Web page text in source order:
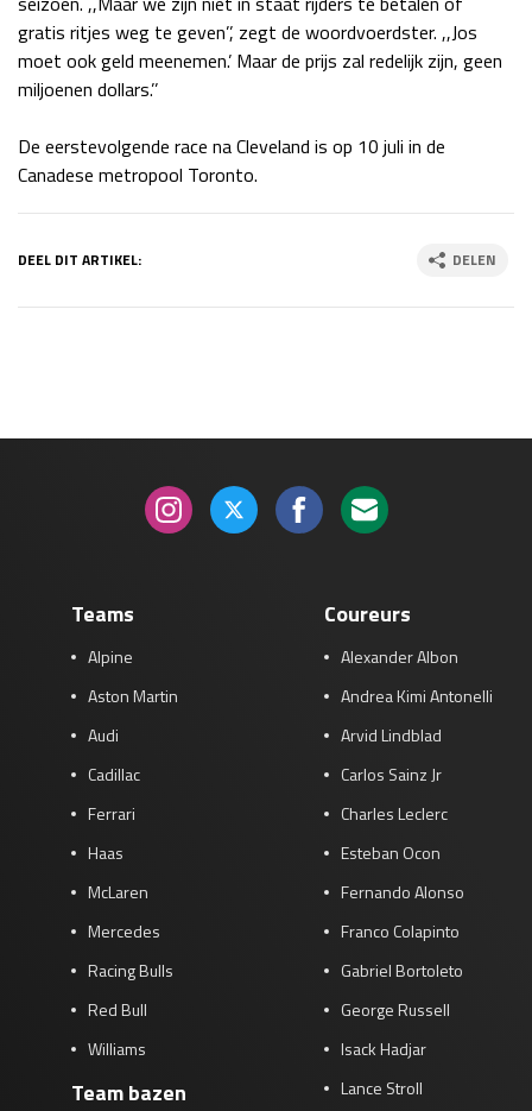
Kwalificatie
LAS VEGAS GRAND PRIX 2026 20 - 22 nov
Kwalificatie
Race
zo 05:00 - 07:00
zo 17:00 - 19:00
GP ABU DHABI 2026 04 - 06 dec
Kwalificatie
za 15:00 - 16:00
gratis ritjes weg te geven’’, zegt de woordvoerdster. ,,Jos
moet ook geld meenemen.’ Maar de prijs zal redelijk zijn, geen
miljoenen dollars.’’
De eerstevolgende race na Cleveland is op 10 juli in de
Canadese metropool Toronto.
DEEL DIT ARTIKEL: DELEN
Teams
Alpine
Aston Martin
Audi
Cadillac
Ferrari
Haas
McLaren
Mercedes
Racing Bulls
Red Bull
Williams
Team bazen
Coureurs
Alexander Albon
Andrea Kimi Antonelli
Arvid Lindblad
Carlos Sainz Jr
Charles Leclerc
Esteban Ocon
Fernando Alonso
Franco Colapinto
Gabriel Bortoleto
George Russell
Isack Hadjar
Lance Stroll